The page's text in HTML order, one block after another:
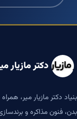
دکتر مازیار
بنیاد دکتر مازیار میر،